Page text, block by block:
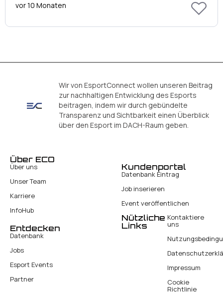
vor 10 Monaten
Wir von EsportConnect wollen unseren Beitrag
zur nachhaltigen Entwicklung des Esports
beitragen, indem wir durch gebündelte
Transparenz und Sichtbarkeit einen Überblick
über den Esport im DACH-Raum geben.
Über ECO
Über uns
Unser Team
Karriere
InfoHub
Kundenportal
Datenbank Eintrag
Job inserieren
Event veröffentlichen
Entdecken
Datenbank
Jobs
Esport Events
Partner
Nützliche
Links
Kontaktiere
uns
Impressum
Cookie
Richtlinie